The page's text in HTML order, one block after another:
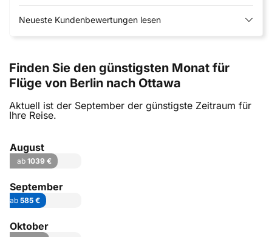
Neueste Kundenbewertungen lesen
Finden Sie den günstigsten Monat für
Flüge von Berlin nach Ottawa
Aktuell ist der September der günstigste Zeitraum für
Ihre Reise.
August
ab1039 €
September
ab 585 €
Oktober